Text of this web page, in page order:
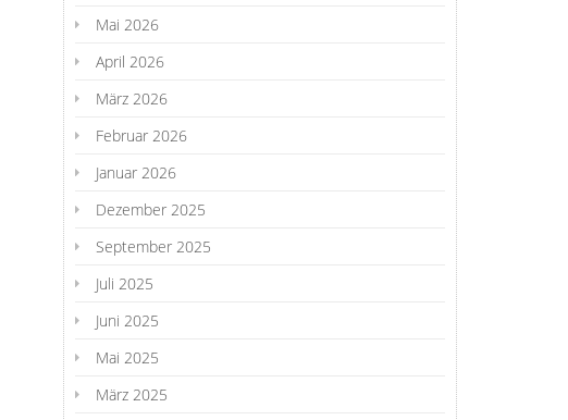
Mai 2026
April 2026
März 2026
Februar 2026
Januar 2026
Dezember 2025
September 2025
Juli 2025
Juni 2025
Mai 2025
März 2025